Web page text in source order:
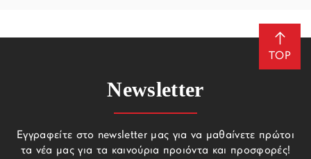
TOP
Newsletter
Εγγραφείτε στο newsletter μας για να μαθαίνετε πρώτοι
τα νέα μας για τα καινούρια προιόντα και προσφορές!